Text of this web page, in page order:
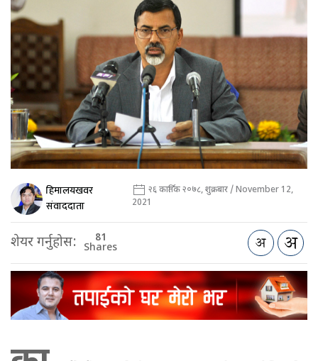
हिमालयखवर
संवाददाता
२६ कार्तिक २०७८, शुक्रबार / November 12,
2021
शेयर गर्नुहोस: 81
Shares